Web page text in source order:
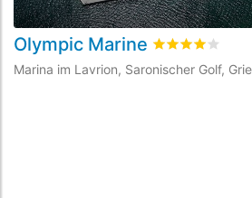
Olympic Marine bewertet4
Marina im Lavrion, Saronischer Golf,